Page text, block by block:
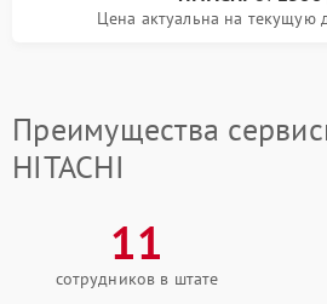
Цена актуальна на текущую
Преимущества
HITACHI
11
сотрудников в штате